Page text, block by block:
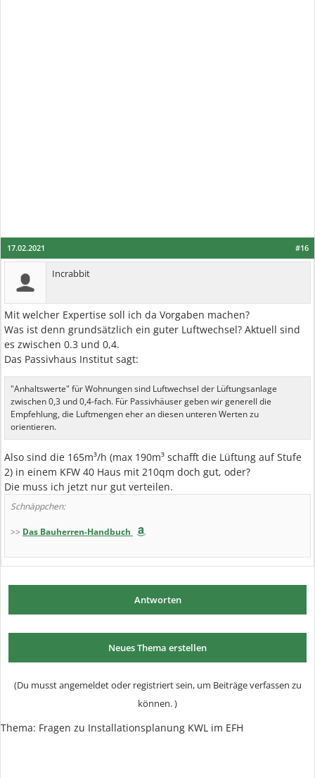
#16
17.02.2021
Incrabbit
Mit welcher Expertise soll ich da Vorgaben machen?
Was ist denn grundsätzlich ein guter Luftwechsel? Aktuell sind
es zwischen 0.3 und 0,4.
Das Passivhaus Institut sagt:
"Anhaltswerte" für Wohnungen sind Luftwechsel der Lüftungsanlage
zwischen 0,3 und 0,4-fach. Für Passivhäuser geben wir generell die
Empfehlung, die Luftmengen eher an diesen unteren Werten zu
orientieren.
Also sind die 165m³/h (max 190m³ schafft die Lüftung auf Stufe
2) in einem KFW 40 Haus mit 210qm doch gut, oder?
Die muss ich jetzt nur gut verteilen.
Schnäppchen:
>> Das Bauherren-Handbuch
Antworten
Neues Thema erstellen
(Du musst angemeldet oder registriert sein, um Beiträge verfassen zu
können. )
Thema: Fragen zu Installationsplanung KWL im EFH